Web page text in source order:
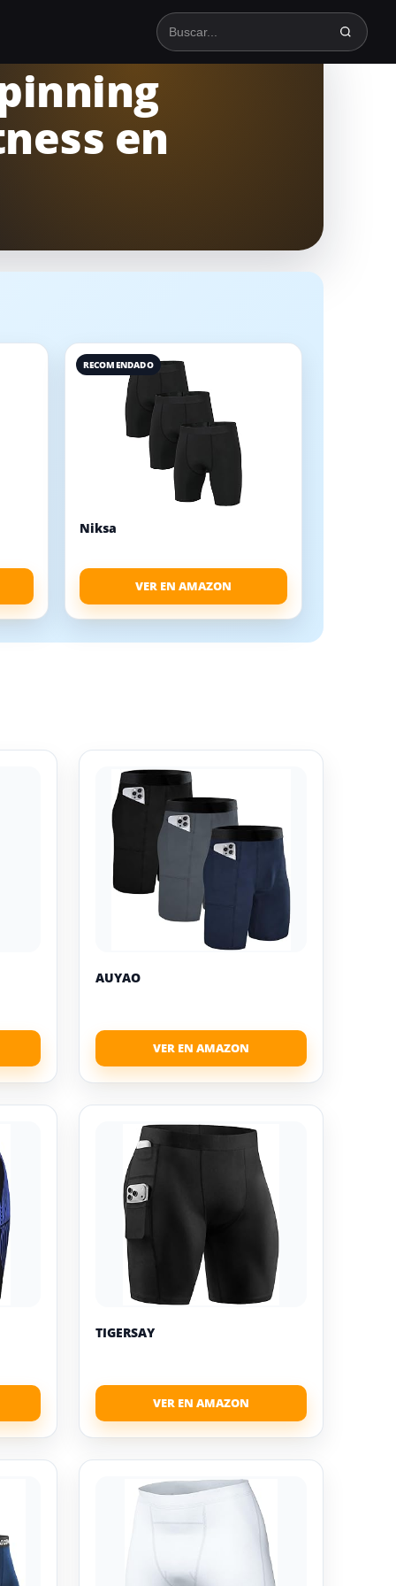
Buscar en TodoSpinning
en
RECOMENDADO
Niksa
VER EN AMAZON
AUYAO
TIGERSAY